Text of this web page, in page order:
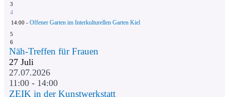
3
4
14:00 - Offener Garten im Interkulturellen Garten Kiel
5
6
Näh-Treffen für Frauen
27 Juli
27.07.2026
11:00 - 14:00
ZEIK in der Kunstwerkstatt